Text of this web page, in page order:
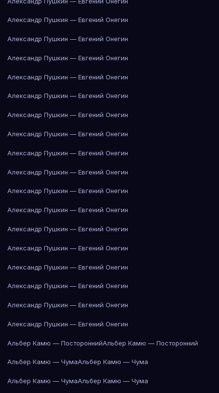
Александр Пушкин — Евгений Онегин
Александр Пушкин — Евгений Онегин
Александр Пушкин — Евгений Онегин
Александр Пушкин — Евгений Онегин
Александр Пушкин — Евгений Онегин
Александр Пушкин — Евгений Онегин
Александр Пушкин — Евгений Онегин
Александр Пушкин — Евгений Онегин
Александр Пушкин — Евгений Онегин
Александр Пушкин — Евгений Онегин
Александр Пушкин — Евгений Онегин
Александр Пушкин — Евгений Онегин
Александр Пушкин — Евгений Онегин
Александр Пушкин — Евгений Онегин
Александр Пушкин — Евгений Онегин
Александр Пушкин — Евгений Онегин
Александр Пушкин — Евгений Онегин
Альбер Камю — ПостороннийАльбер Камю — Посторонний
Альбер Камю — ЧумаАльбер Камю — Чума
Альбер Камю — ЧумаАльбер Камю — Чума